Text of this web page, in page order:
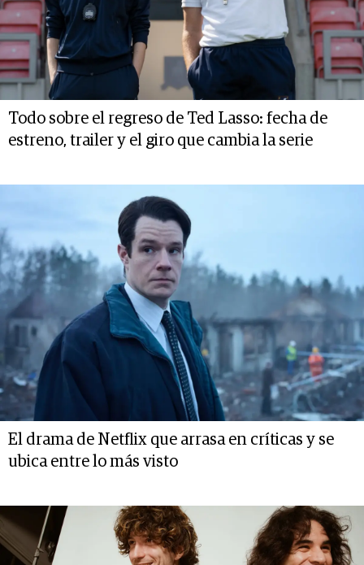
Todo sobre el regreso de Ted Lasso: fecha de
estreno, trailer y el giro que cambia la serie
El drama de Netflix que arrasa en críticas y se
ubica entre lo más visto